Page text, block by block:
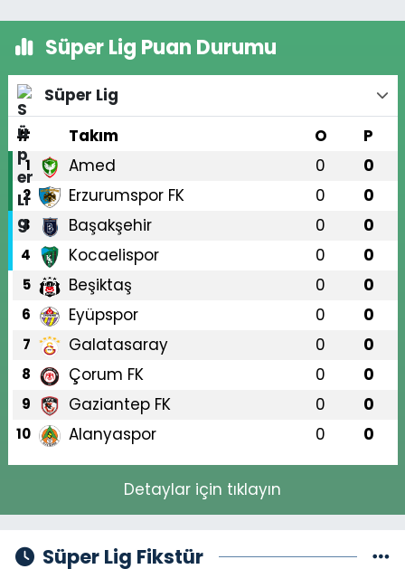
Süper Lig Puan Durumu
Süper Lig
#
Takım O P
1 Amed 0 0
2 Erzurumspor FK 0 0
3 Başakşehir 0 0
4 Kocaelispor 0 0
5 Beşiktaş 0 0
6 Eyüpspor 0 0
7 Galatasaray 0 0
8 Çorum FK 0 0
9 Gaziantep FK 0 0
10 Alanyaspor 0 0
Detaylar için tıklayın
Süper Lig Fikstür